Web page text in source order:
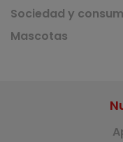
Sociedad y
Mascotas